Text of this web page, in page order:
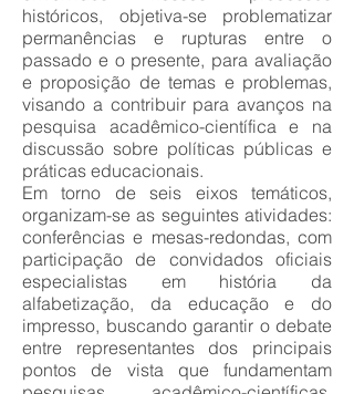
históricos, objetiva-se problematizar
permanências e rupturas entre o
passado e o presente, para avaliação
e proposição de temas e problemas,
visando a contribuir para avanços na
pesquisa acadêmico-científica e na
discussão sobre políticas públicas e
práticas educacionais.
Em torno de seis eixos temáticos,
organizam-se as seguintes atividades:
conferências e mesas-redondas, com
participação de convidados oficiais
especialistas em história da
alfabetização, da educação e do
impresso, buscando garantir o debate
entre representantes dos principais
pontos de vista que fundamentam